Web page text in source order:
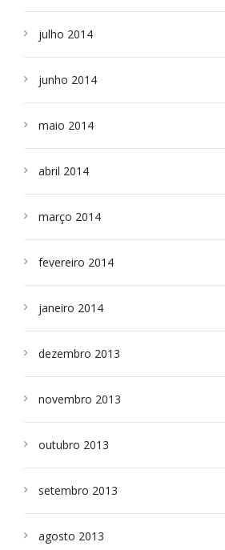
julho 2014
junho 2014
maio 2014
abril 2014
março 2014
fevereiro 2014
janeiro 2014
dezembro 2013
novembro 2013
outubro 2013
setembro 2013
agosto 2013